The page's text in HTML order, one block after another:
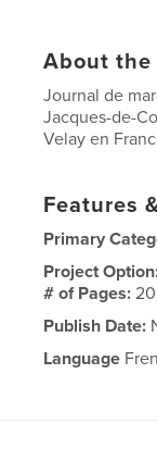
About the
Journal de
Jacques-de-
Velay en
Features
Primary
Project
# of Pages:
Publish Date:
Language